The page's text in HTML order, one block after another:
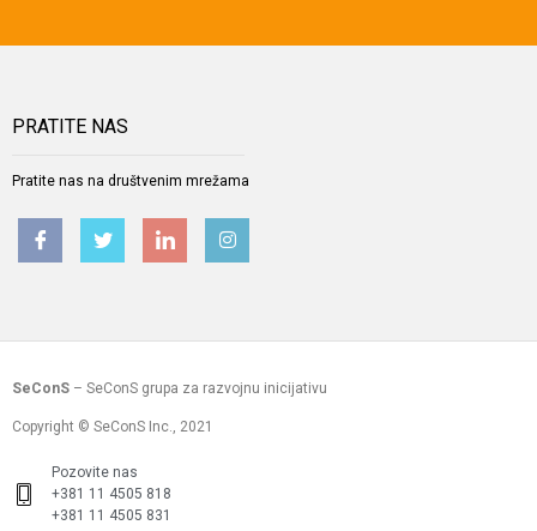
PRATITE NAS
Pratite nas na društvenim mrežama
SeConS – SeConS grupa za razvojnu inicijativu
Copyright © SeConS Inc., 2021
Pozovite nas
+381 11 4505 818
+381 11 4505 831